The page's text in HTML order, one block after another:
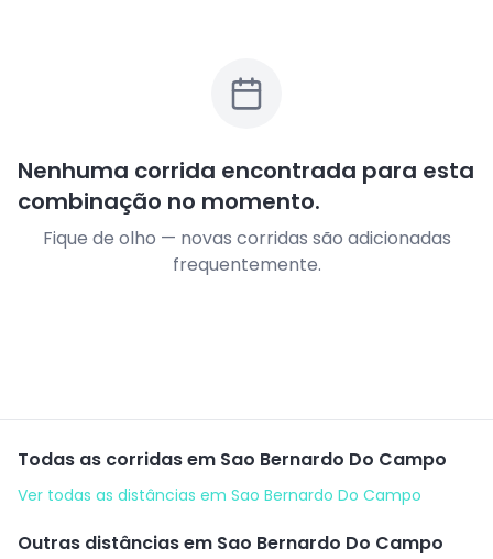
Nenhuma corrida encontrada para esta
combinação no momento.
Fique de olho — novas corridas são adicionadas
frequentemente.
Todas as corridas em Sao Bernardo Do Campo
Ver todas as distâncias em Sao Bernardo Do Campo
Outras distâncias em Sao Bernardo Do Campo